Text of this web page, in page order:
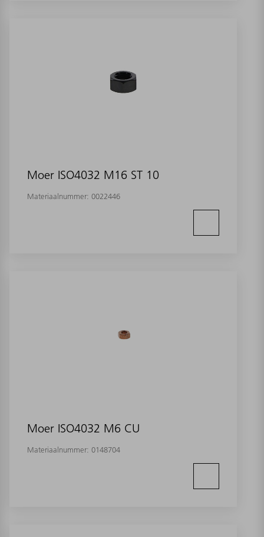
Moer ISO4032 M16 ST 10
Materiaalnummer: 0022446
Moer ISO4032 M6 CU
Materiaalnummer: 0148704